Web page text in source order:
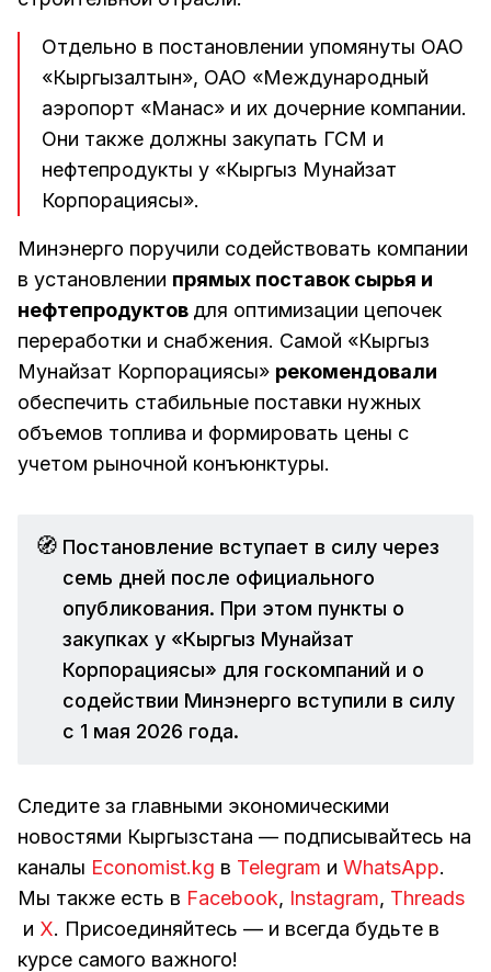
Отдельно в постановлении упомянуты ОАО
«Кыргызалтын», ОАО «Международный
аэропорт «Манас» и их дочерние компании.
Они также должны закупать ГСМ и
нефтепродукты у «Кыргыз Мунайзат
Корпорациясы».
Минэнерго поручили содействовать компании
в установлении прямых поставок сырья и
нефтепродуктов для оптимизации цепочек
переработки и снабжения. Самой «Кыргыз
Мунайзат Корпорациясы» рекомендовали
обеспечить стабильные поставки нужных
объемов топлива и формировать цены с
учетом рыночной конъюнктуры.
🧭 Постановление вступает в силу через
семь дней после официального
опубликования. При этом пункты о
закупках у «Кыргыз Мунайзат
Корпорациясы» для госкомпаний и о
содействии Минэнерго вступили в силу
с 1 мая 2026 года.
Следите за главными экономическими
новостями Кыргызстана — подписывайтесь на
каналы Economist.kg в Telegram и WhatsApp.
Мы также есть в Facebook, Instagram, Threads
и Х. Присоединяйтесь — и всегда будьте в
курсе самого важного!